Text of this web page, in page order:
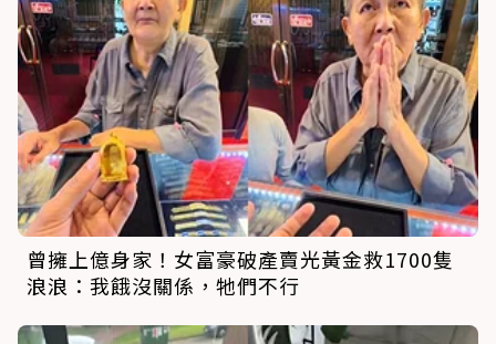
曾擁上億身家！女富豪破產賣光黃金救1700隻
浪浪：我餓沒關係，牠們不行